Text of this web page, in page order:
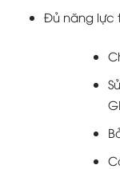
Đủ năng lực